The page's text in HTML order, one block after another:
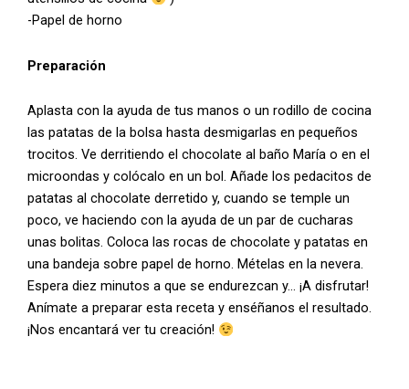
-Papel de horno
Preparación
Aplasta con la ayuda de tus manos o un rodillo de cocina
las patatas de la bolsa hasta desmigarlas en pequeños
trocitos. Ve derritiendo el chocolate al baño María o en el
microondas y colócalo en un bol. Añade los pedacitos de
patatas al chocolate derretido y, cuando se temple un
poco, ve haciendo con la ayuda de un par de cucharas
unas bolitas. Coloca las rocas de chocolate y patatas en
una bandeja sobre papel de horno. Mételas en la nevera.
Espera diez minutos a que se endurezcan y… ¡A disfrutar!
Anímate a preparar esta receta y enséñanos el resultado.
¡Nos encantará ver tu creación!